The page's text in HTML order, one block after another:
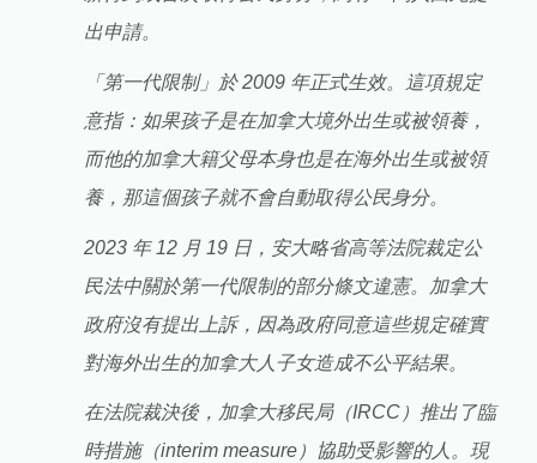
出申請。
「第一代限制」於 2009 年正式生效。這項規定
意指：如果孩子是在加拿大境外出生或被領養，
而他的加拿大籍父母本身也是在海外出生或被領
養，那這個孩子就不會自動取得公民身分。
2023 年 12 月 19 日，安大略省高等法院裁定公
民法中關於第一代限制的部分條文違憲。加拿大
政府沒有提出上訴，因為政府同意這些規定確實
對海外出生的加拿大人子女造成不公平結果。
在法院裁決後，加拿大移民局（IRCC）推出了臨
時措施（interim measure）協助受影響的人。現